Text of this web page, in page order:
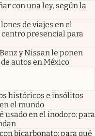
con una ley, según la
de viajes en el
presencial para
y Nissan le ponen
autos en México
históricos e insólitos
el mundo
usado en el inodoro: para
bicarbonato: para qué